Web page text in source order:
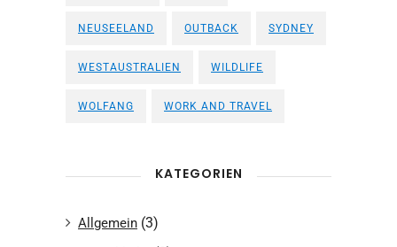
NEUSEELAND OUTBACK SYDNEY
WESTAUSTRALIEN WILDLIFE
WOLFANG WORK AND TRAVEL
KATEGORIEN
Allgemein (3)